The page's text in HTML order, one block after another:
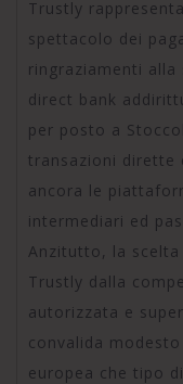
Trustly
spettacolo dei
ringraziamenti
direct bank
per posto a
transazioni dirette
ancora le
intermediari ed
Anzitutto, la scelta
Trustly dalla
autorizzata e
convalida
europea che tipo